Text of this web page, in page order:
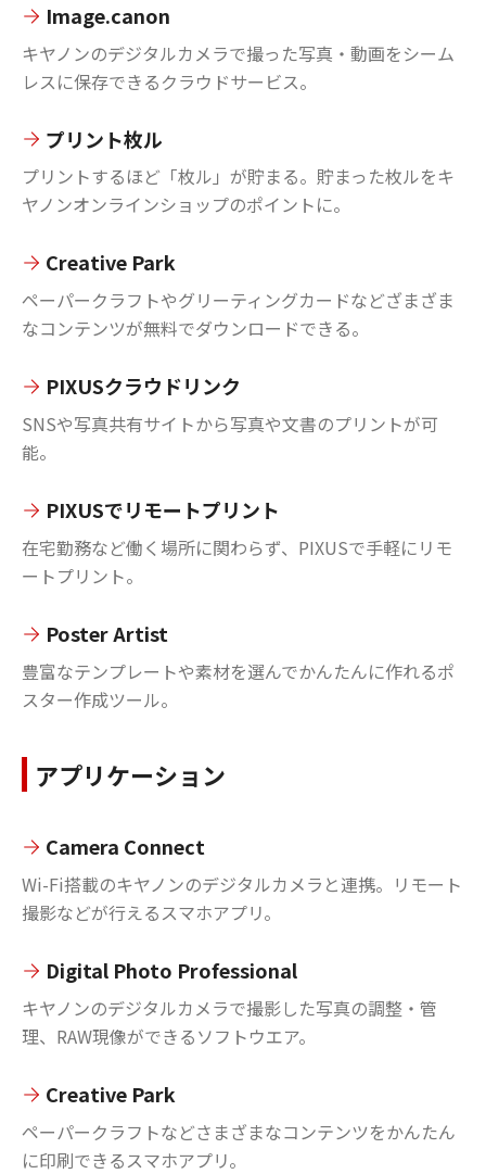
Image.canon
キヤノンのデジタルカメラで撮った写真・動画をシーム
レスに保存できるクラウドサービス。
プリント枚ル
プリントするほど「枚ル」が貯まる。貯まった枚ルをキ
ヤノンオンラインショップのポイントに。
Creative Park
ペーパークラフトやグリーティングカードなどざまざま
なコンテンツが無料でダウンロードできる。
PIXUSクラウドリンク
SNSや写真共有サイトから写真や文書のプリントが可
能。
PIXUSでリモートプリント
在宅勤務など働く場所に関わらず、PIXUSで手軽にリモ
ートプリント。
Poster Artist
豊富なテンプレートや素材を選んでかんたんに作れるポ
スター作成ツール。
アプリケーション
Camera Connect
Wi-Fi搭載のキヤノンのデジタルカメラと連携。リモート
撮影などが行えるスマホアプリ。
Digital Photo Professional
キヤノンのデジタルカメラで撮影した写真の調整・管
理、RAW現像ができるソフトウエア。
Creative Park
ペーパークラフトなどさまざまなコンテンツをかんたん
に印刷できるスマホアプリ。